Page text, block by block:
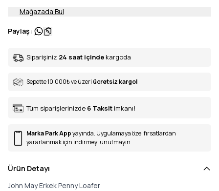
Mağazada Bul
Paylaş:
Siparişiniz 24 saat içinde kargoda
Sepette 10.000₺ve üzeri ücretsiz kargo!
Tüm siparişlerinizde 6 Taksit imkanı!
Marka Park Appyayında. Uygulamaya özel fırsatlardan
yararlanmak için indirmeyi unutmayın
Ürün Detayı
John May Erkek Penny Loafer